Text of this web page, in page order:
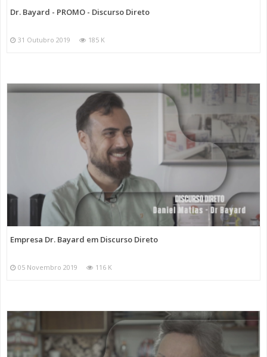
Dr. Bayard - PROMO - Discurso Direto
31 Outubro 2019 185 K
Empresa Dr. Bayard em Discurso Direto
05 Novembro 2019 116 K